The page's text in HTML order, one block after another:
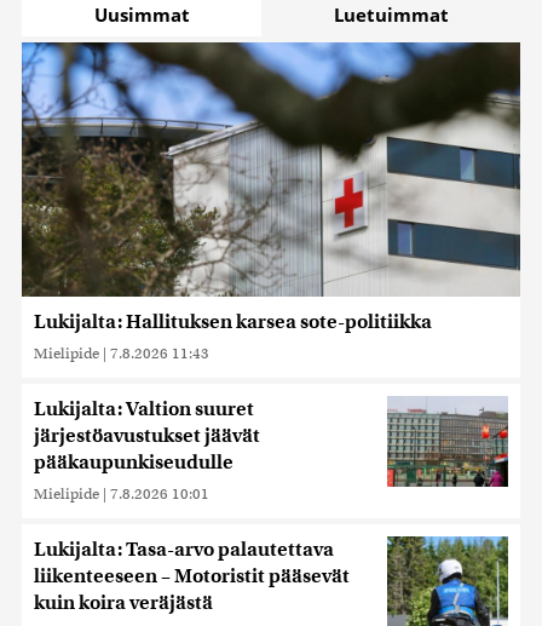
Uusimmat Luetuimmat
Lukijalta: Hallituksen karsea sote-politiikka
Mielipide | 7.8.2026 11:43
Lukijalta: Valtion suuret
järjestöavustukset jäävät
pääkaupunkiseudulle
Mielipide | 7.8.2026 10:01
Lukijalta: Tasa-arvo palautettava
liikenteeseen – Motoristit pääsevät
kuin koira veräjästä